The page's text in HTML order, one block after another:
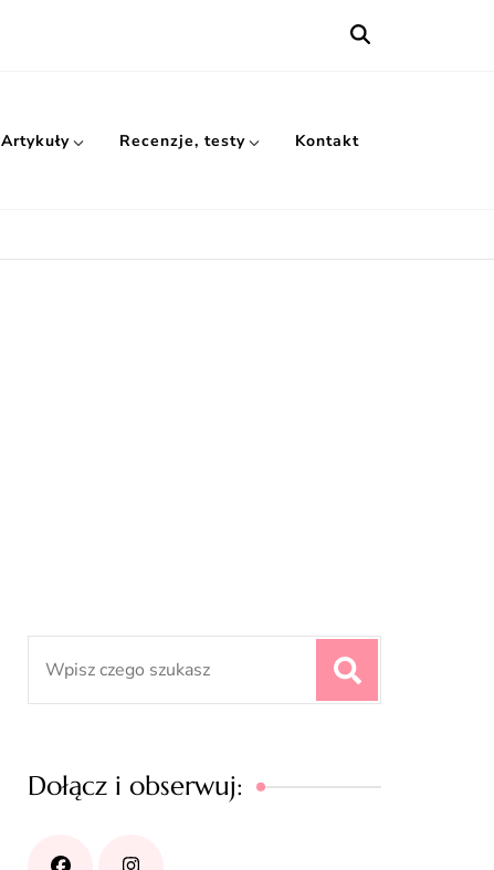
Artykuły Recenzje, testy Kontakt
Dołącz i obserwuj: